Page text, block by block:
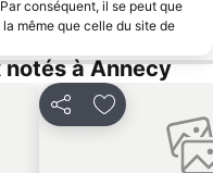
d'Albigny
des Bâteaux du Lac d'Annecy
Grandes Médiévales
conséquent, il se peut que
même que celle du site de
notés à Annecy
PartagerAjouter à